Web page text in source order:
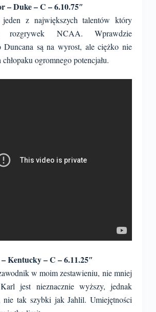
– Duke – C – 6.10.75″
z największych talentów który
rozgrywek NCAA. Wprawdzie
Duncana są na wyrost, ale ciężko nie
ogromnego potencjału.
Kentucky – C – 6.11.25″
w moim zestawieniu, nie mniej
jest nieznacznie wyższy, jednak
nie tak szybki jak Jahlil. Umiejętności